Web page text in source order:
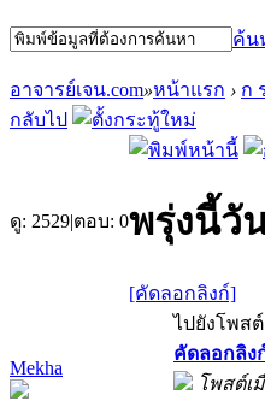
ค้น
อาจารย์เจน.com»หน้าแรก › ก
กลับไป
ดู: 2529|ตอบ: 0พรุ่งนี้วั
[คัดลอกลิงก์]
Mekha
ไปยังโพสต์
คัดลอกลิง
โพสต์เ